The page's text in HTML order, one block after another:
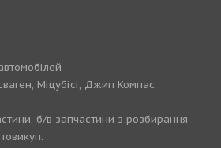
Міцубісі, Джип Компас
б/в запчастини з розбирання